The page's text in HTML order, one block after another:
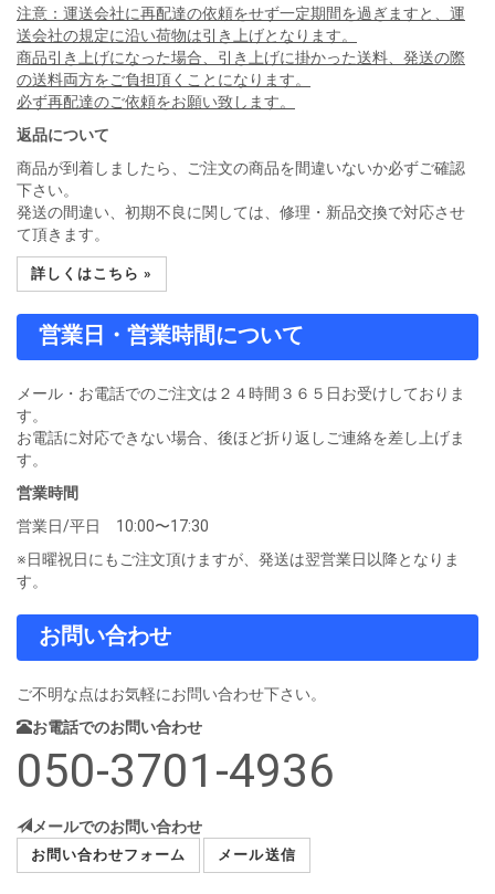
注意：運送会社に再配達の依頼をせず一定期間を過ぎますと、運
送会社の規定に沿い荷物は引き上げとなります。
商品引き上げになった場合、引き上げに掛かった送料、発送の際
の送料両方をご負担頂くことになります。
必ず再配達のご依頼をお願い致します。
返品について
商品が到着しましたら、ご注文の商品を間違いないか必ずご確認
下さい。
発送の間違い、初期不良に関しては、修理・新品交換で対応させ
て頂きます。
詳しくはこちら »
営業日・営業時間について
メール・お電話でのご注文は２４時間３６５日お受けしておりま
す。
お電話に対応できない場合、後ほど折り返しご連絡を差し上げま
す。
営業時間
営業日/平日 10:00〜17:30
※日曜祝日にもご注文頂けますが、発送は翌営業日以降となりま
す。
お問い合わせ
ご不明な点はお気軽にお問い合わせ下さい。
お電話でのお問い合わせ
050-3701-4936
メールでのお問い合わせ
お問い合わせフォーム メール送信